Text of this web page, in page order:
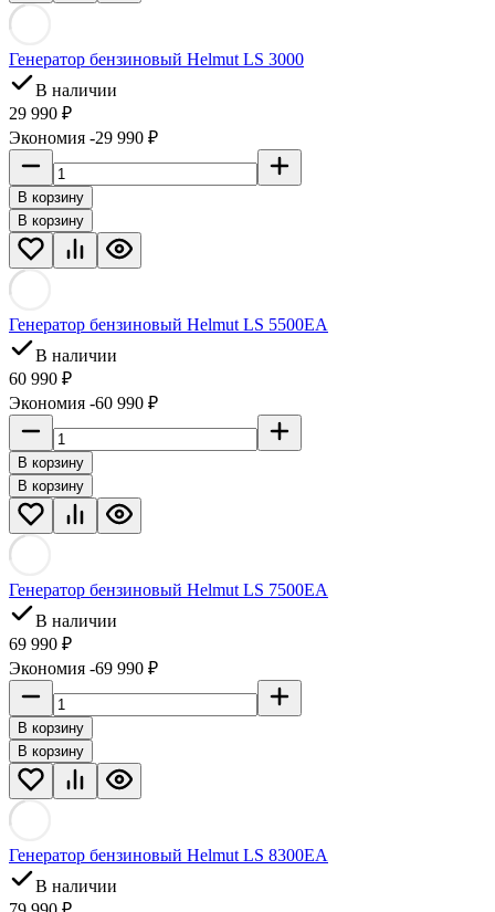
Генератор бензиновый Helmut LS 3000
В наличии
29 990 ₽
Экономия -29 990 ₽
В корзину
В корзину
Генератор бензиновый Helmut LS 5500EA
В наличии
60 990 ₽
Экономия -60 990 ₽
В корзину
В корзину
Генератор бензиновый Helmut LS 7500EA
В наличии
69 990 ₽
Экономия -69 990 ₽
В корзину
В корзину
Генератор бензиновый Helmut LS 8300EA
В наличии